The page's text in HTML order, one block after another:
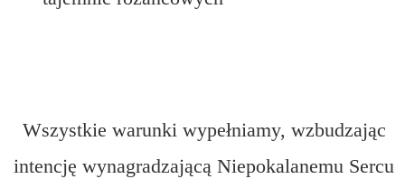
Wszystkie warunki wypełniamy, wzbudzając
intencję wynagradzającą Niepokalanemu Sercu